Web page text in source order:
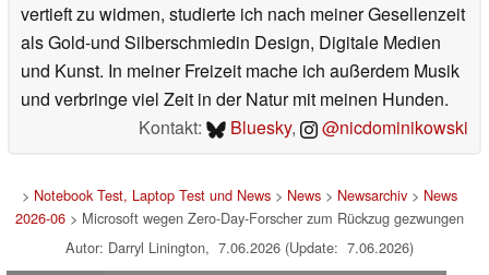
vertieft zu widmen, studierte ich nach meiner Gesellenzeit
als Gold-und Silberschmiedin Design, Digitale Medien
und Kunst. In meiner Freizeit mache ich außerdem Musik
und verbringe viel Zeit in der Natur mit meinen Hunden.
Kontakt:
Bluesky, @nicdominikowski
> Notebook Test, Laptop Test und News> News> Newsarchiv> News
2026-06> Microsoft wegen Zero-Day-Forscher zum Rückzug gezwungen
Autor: Darryl Linington, 7.06.2026 (Update: 7.06.2026)